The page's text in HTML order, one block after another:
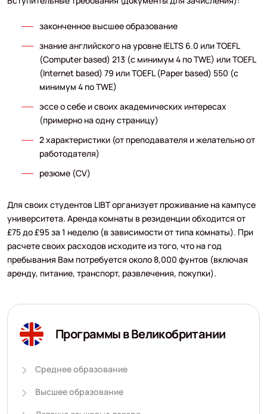
законченное высшее образование
знание английского на уровне IELTS 6.0 или TOEFL
(Computer based) 213 (с минимум 4 по TWE) или TOEFL
(Internet based) 79 или TOEFL (Paper based) 550 (с
минимум 4 по TWE)
эссе о себе и своих академических интересах
(примерно на одну страницу)
2 характеристики (от преподавателя и желательно от
работодателя)
резюме (CV)
Для своих студентов LIBT организует проживание на кампусе
университета. Аренда комнаты в резиденции обходится от
£75 до £95 за 1 неделю (в зависимости от типа комнаты). При
расчете своих расходов исходите из того, что на год
пребывания Вам потребуется около 8,000 фунтов (включая
аренду, питание, транспорт, развлечения, покупки).
Программы в Великобритании
Среднее образование
Высшее образование